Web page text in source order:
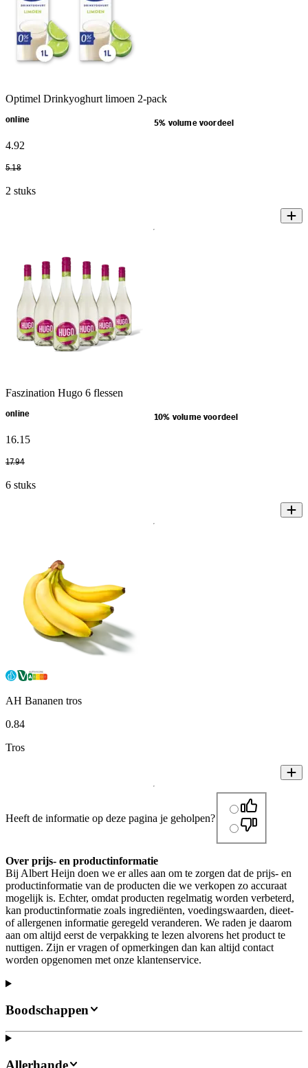
Optimel Drinkyoghurt limoen 2-pack
online 5% volume voordeel
4.92
5.18
2 stuks
Faszination Hugo 6 flessen
online 10% volume voordeel
16.15
17.94
6 stuks
AH Bananen tros
0.84
Tros
Heeft de informatie op deze pagina je geholpen?
Over prijs- en productinformatie
Bij Albert Heijn doen we er alles aan om te zorgen dat de prijs- en
productinformatie van de producten die we verkopen zo accuraat
mogelijk is. Echter, omdat producten regelmatig worden verbeterd,
kan productinformatie zoals ingrediënten, voedingswaarden, dieet-
of allergenen informatie geregeld veranderen. We raden je daarom
aan om altijd eerst de verpakking te lezen alvorens het product te
nuttigen. Zijn er vragen of opmerkingen dan kan altijd contact
worden opgenomen met onze klantenservice.
Boodschappen
Allerhande